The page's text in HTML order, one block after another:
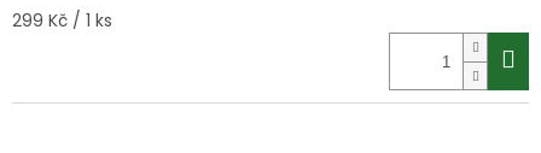
Měrná
299 Kč / 1 ks